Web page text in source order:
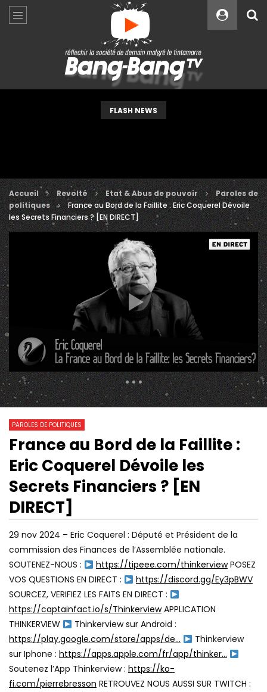
FLASH NEWS
Accueil Revolté Etat & Abus de pouvoir
Paroles de
politiques
France au Bord de la Faillite : Eric Coquerel Dévoile
les Secrets Financiers ? [EN DIRECT]
304 Views
1 046 0
Watch Later
11:30
MACRON, DARMANIN : LA PORTE
OUVERTE À L’EXTRÊME DROITE ?
01:19:22
FLORIAN PHILIPPOT :
CLAIREMENT UN
LA FRANCE !”
PAROLES DE POLITIQUES
France au Bord de la Faillite :
Eric Coquerel Dévoile les
Secrets Financiers ? [EN
DIRECT]
29 nov 2024 – Eric Coquerel : Député et Président de la
commission des Finances de l’Assemblée nationale.
SOUTENEZ-NOUS :
https://tipeee.com/thinkerviewPOSEZ
VOS QUESTIONS EN DIRECT :
https://discord.gg/Ey3pBWV
SOURCEZ, VERIFIEZ LES FAITS EN DIRECT :
https://captainfact.io/s/ThinkerviewAPPLICATION
THINKERVIEW
Thinkerview sur Android :
https://play.google.com/store/apps/de…
Thinkerview
sur Iphone : https://apps.apple.com/fr/app/thinker…
Soutenez l’App Thinkerview : https://ko-
fi.com/pierrebresson RETROUVEZ NOUS AUSSI SUR TWITCH :
Custom Amount
VEUILLEZ PATIENTER...